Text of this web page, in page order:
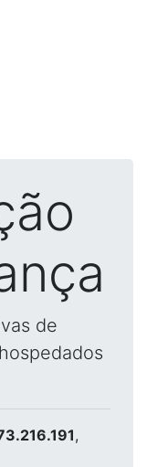
de
,